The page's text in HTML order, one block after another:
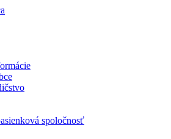
spoločnosť